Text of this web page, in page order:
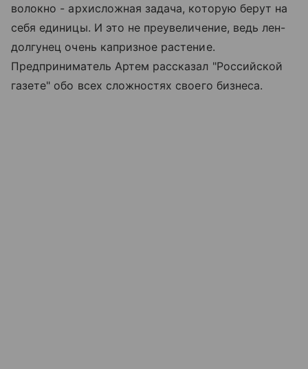
волокно - архисложная задача, которую берут на
себя единицы. И это не преувеличение, ведь лен-
долгунец очень капризное растение.
Предприниматель Артем рассказал "Российской
газете" обо всех сложностях своего бизнеса.